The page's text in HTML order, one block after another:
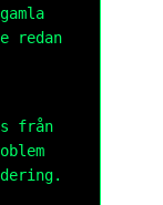
redan
från